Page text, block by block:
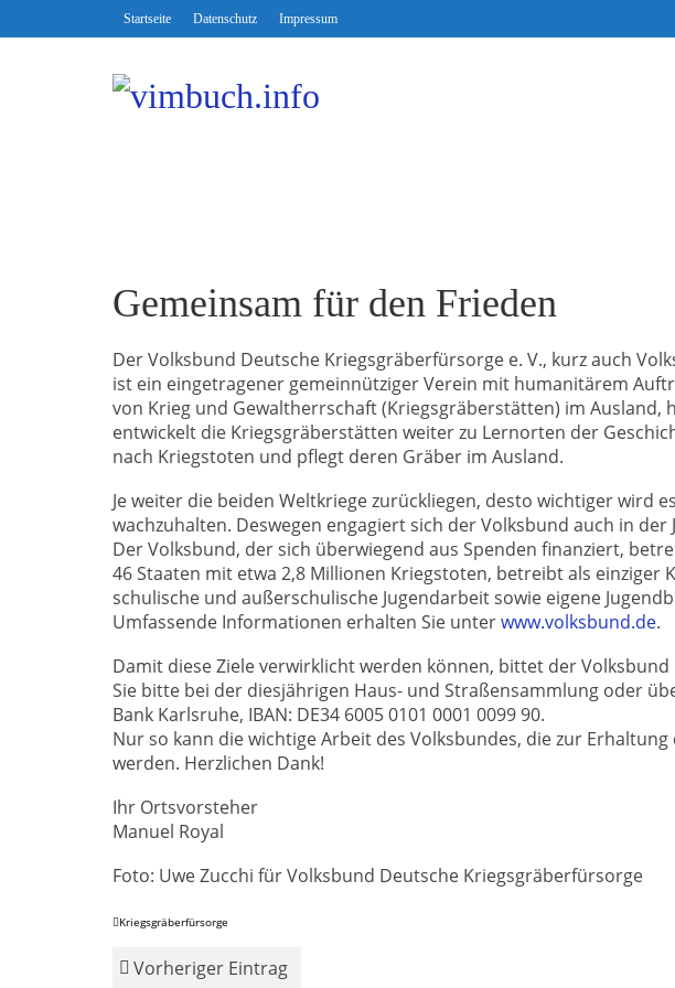
Startseite Datenschutz Impressum
Gemeinsam für den Frieden
Der Volksbund Deutsche Kriegsgräberfürsorge e. V., kurz auch
ist ein eingetragener gemeinnütziger Verein mit humanitärem
von Krieg und Gewaltherrschaft (Kriegsgräberstätten) im Ausland,
entwickelt die Kriegsgräberstätten weiter zu Lernorten der
nach Kriegstoten und pflegt deren Gräber im Ausland.
Je weiter die beiden Weltkriege zurückliegen, desto wichtiger wird
wachzuhalten. Deswegen engagiert sich der Volksbund auch in der
Der Volksbund, der sich überwiegend aus Spenden finanziert,
46 Staaten mit etwa 2,8 Millionen Kriegstoten, betreibt als einziger
schulische und außerschulische Jugendarbeit sowie eigene
Umfassende Informationen erhalten Sie unterwww.volksbund.de.
Damit diese Ziele verwirklicht werden können, bittet der
Sie bitte bei der diesjährigen Haus- und Straßensammlung oder
Bank Karlsruhe, IBAN: DE34 6005 0101 0001 0099 90.
Nur so kann die wichtige Arbeit des Volksbundes, die zur
werden. Herzlichen Dank!
Ihr Ortsvorsteher
Manuel Royal
Foto: Uwe Zucchi für Volksbund Deutsche Kriegsgräberfürsorge
Kriegsgräberfürsorge
Vorheriger Eintrag